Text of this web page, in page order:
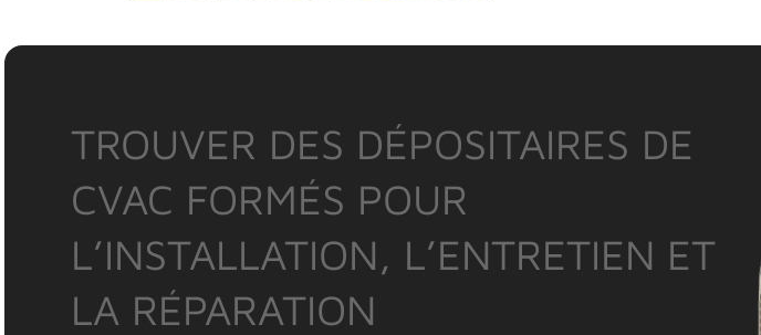
TROUVER DES DÉPOSITAIRES DE
CVAC FORMÉS POUR
L’INSTALLATION, L’ENTRETIEN ET
LA RÉPARATION